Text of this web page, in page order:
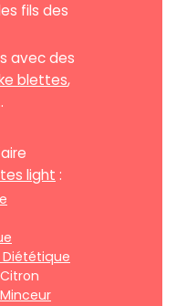
fils des
avec des
blettes,
light :
Diététique